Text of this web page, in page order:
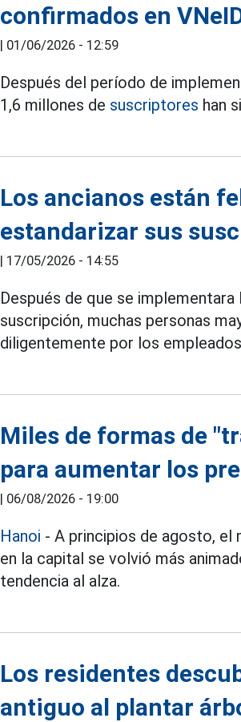
confirmados en
| 01/06/2026 - 12:59
Después del período de
1,6 millones de suscriptores han
Los ancianos están
estandarizar sus
| 17/05/2026 - 14:55
Después de que se implementara
suscripción, muchas personas
diligentemente por los
Miles de formas de
para aumentar los
| 06/08/2026 - 19:00
Hanoi - A principios de agosto, el
en la capital se volvió más
tendencia al alza.
Los residentes
antiguo al plantar